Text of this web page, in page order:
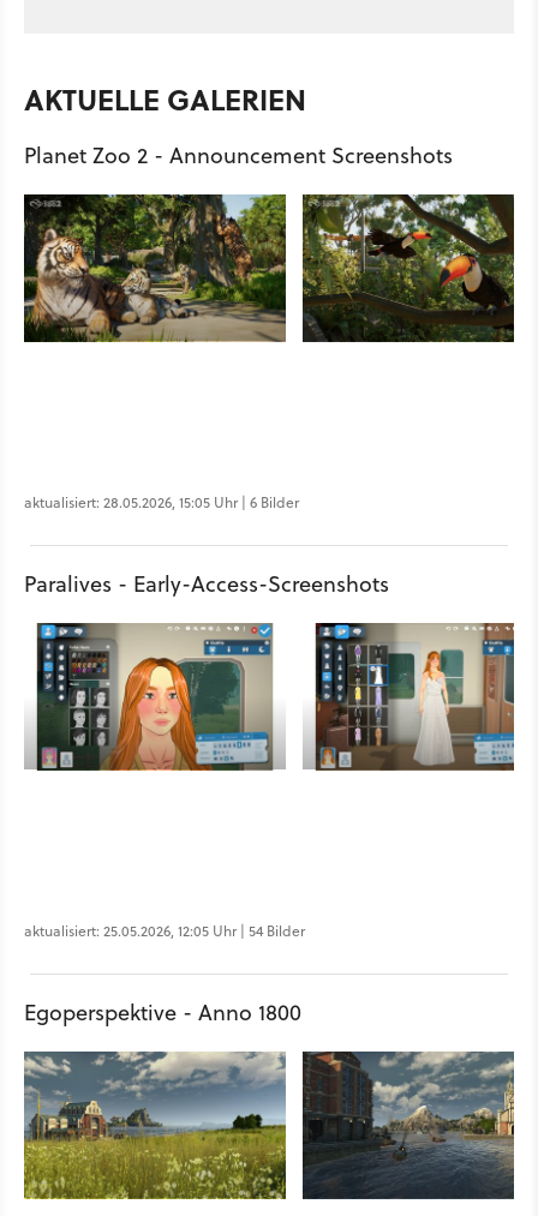
AKTUELLE GALERIEN
Planet Zoo 2 - Announcement Screenshots
aktualisiert: 28.05.2026, 15:05 Uhr | 6 Bilder
Paralives - Early-Access-Screenshots
aktualisiert: 25.05.2026, 12:05 Uhr | 54 Bilder
Egoperspektive - Anno 1800